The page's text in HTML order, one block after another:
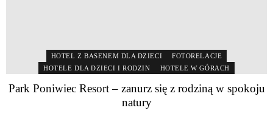
HOTEL Z BASENEM DLA DZIECI
FOTORELACJE
HOTELE DLA DZIECI I RODZIN
HOTELE W GÓRACH
Park Poniwiec Resort – zanurz się z rodziną w spokoju
natury